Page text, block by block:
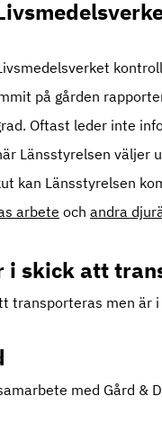
på gården
Oftast leder inte
Länsstyrelsen väljer
kan Länsstyrelsen
arbete och andra
i skick att
transporteras men
med Gård &